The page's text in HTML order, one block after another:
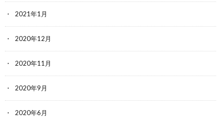
2021年1月
2020年12月
2020年11月
2020年9月
2020年6月